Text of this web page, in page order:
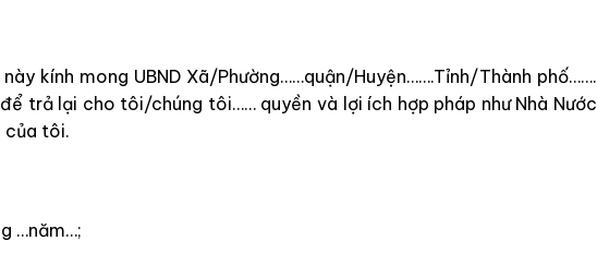
kính mong UBND Xã/Phường……quận/Huyện…….Tỉnh/Thành phố…….
trả lại cho tôi/chúng tôi…… quyền và lợi ích hợp pháp như Nhà Nước
của tôi.
…năm…;